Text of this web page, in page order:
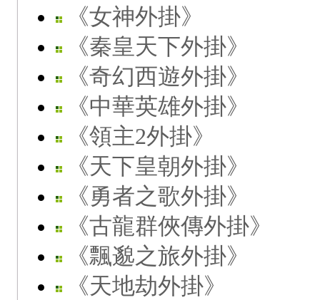
《女神外掛》
《秦皇天下外掛》
《奇幻西遊外掛》
《中華英雄外掛》
《領主2外掛》
《天下皇朝外掛》
《勇者之歌外掛》
《古龍群俠傳外掛》
《飄邈之旅外掛》
《天地劫外掛》